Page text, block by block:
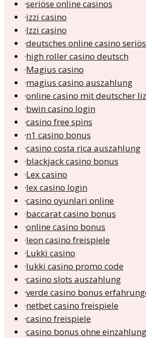
·seriöse online casinos
·izzi casino
·Izzi casino
·deutsches online casino seriös
·high roller casino deutsch
·Magius casino
·magius casino auszahlung
·online casino mit deutscher
·bwin casino login
·casino free spins
·n1 casino bonus
·casino costa rica auszahlung
·blackjack casino bonus
·Lex casino
·lex casino login
·casino oyunlari online
·baccarat casino bonus
·online casino bonus
·leon casino freispiele
·Lukki casino
·lukki casino promo code
·casino slots auszahlung
·verde casino bonus
·netbet casino freispiele
·casino freispiele
·casino bonus ohne einzahlung